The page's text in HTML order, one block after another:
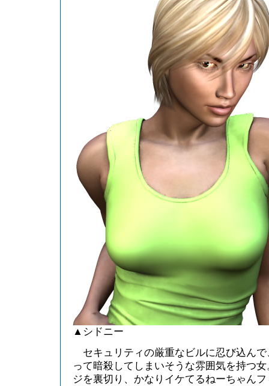
▲シドニー
セキュリティの厳重なビルに忍び込ん
って暗殺してしまいそうな雰囲気を持つ
ジを裏切り、かなりイケてるねーちゃん